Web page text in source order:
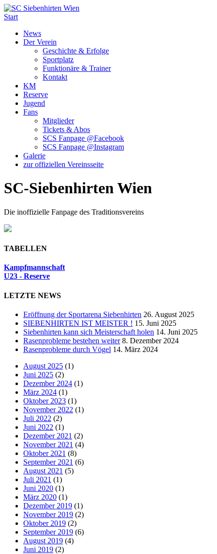
Start
News
Der Verein
Geschichte & Erfolge
Sportplatz
Funktionäre & Trainer
Kontakt
KM
Reserve
Jugend
Fans
Mitglieder
Tickets & Abos
SCS Fanpage @Facebook
SCS Fanpage @Instagram
Galerie
zur offiziellen Vereinsseite
SC-Siebenhirten Wien
Die inoffizielle Fanpage des Traditionsvereins
TABELLEN
Kampfmannschaft
U23 - Reserve
LETZTE NEWS
Eröffnung der Sportarena Siebenhirten 26. August 2025
SIEBENHIRTEN IST MEISTER ! 15. Juni 2025
Siebenhirten kann sich Meisterschaft holen 14. Juni 2025
Rasenprobleme bestehen weiter 8. Dezember 2024
Rasenprobleme durch Vögel 14. März 2024
August 2025 (1)
Juni 2025 (2)
Dezember 2024 (1)
März 2024 (1)
Oktober 2023 (1)
November 2022 (1)
Juli 2022 (2)
Juni 2022 (1)
Dezember 2021 (2)
November 2021 (4)
Oktober 2021 (8)
September 2021 (6)
August 2021 (5)
Juli 2021 (1)
Juni 2020 (1)
März 2020 (1)
Dezember 2019 (1)
November 2019 (2)
Oktober 2019 (2)
September 2019 (6)
August 2019 (4)
Juni 2019 (2)